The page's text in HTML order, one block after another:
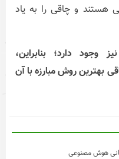
هستند و چاقی را به یاد
وجود دارد؛ بنابراین،
بهترین روش مبارزه با آن
هوش مصنوعی